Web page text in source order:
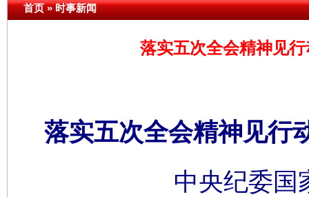
首页»时事新闻
落实五次全会精神见
落实五次全会精神见行
中央纪委国